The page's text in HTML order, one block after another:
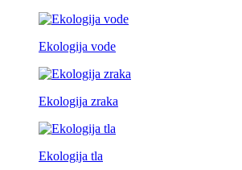
Ekologija vode
Ekologija zraka
Ekologija tla